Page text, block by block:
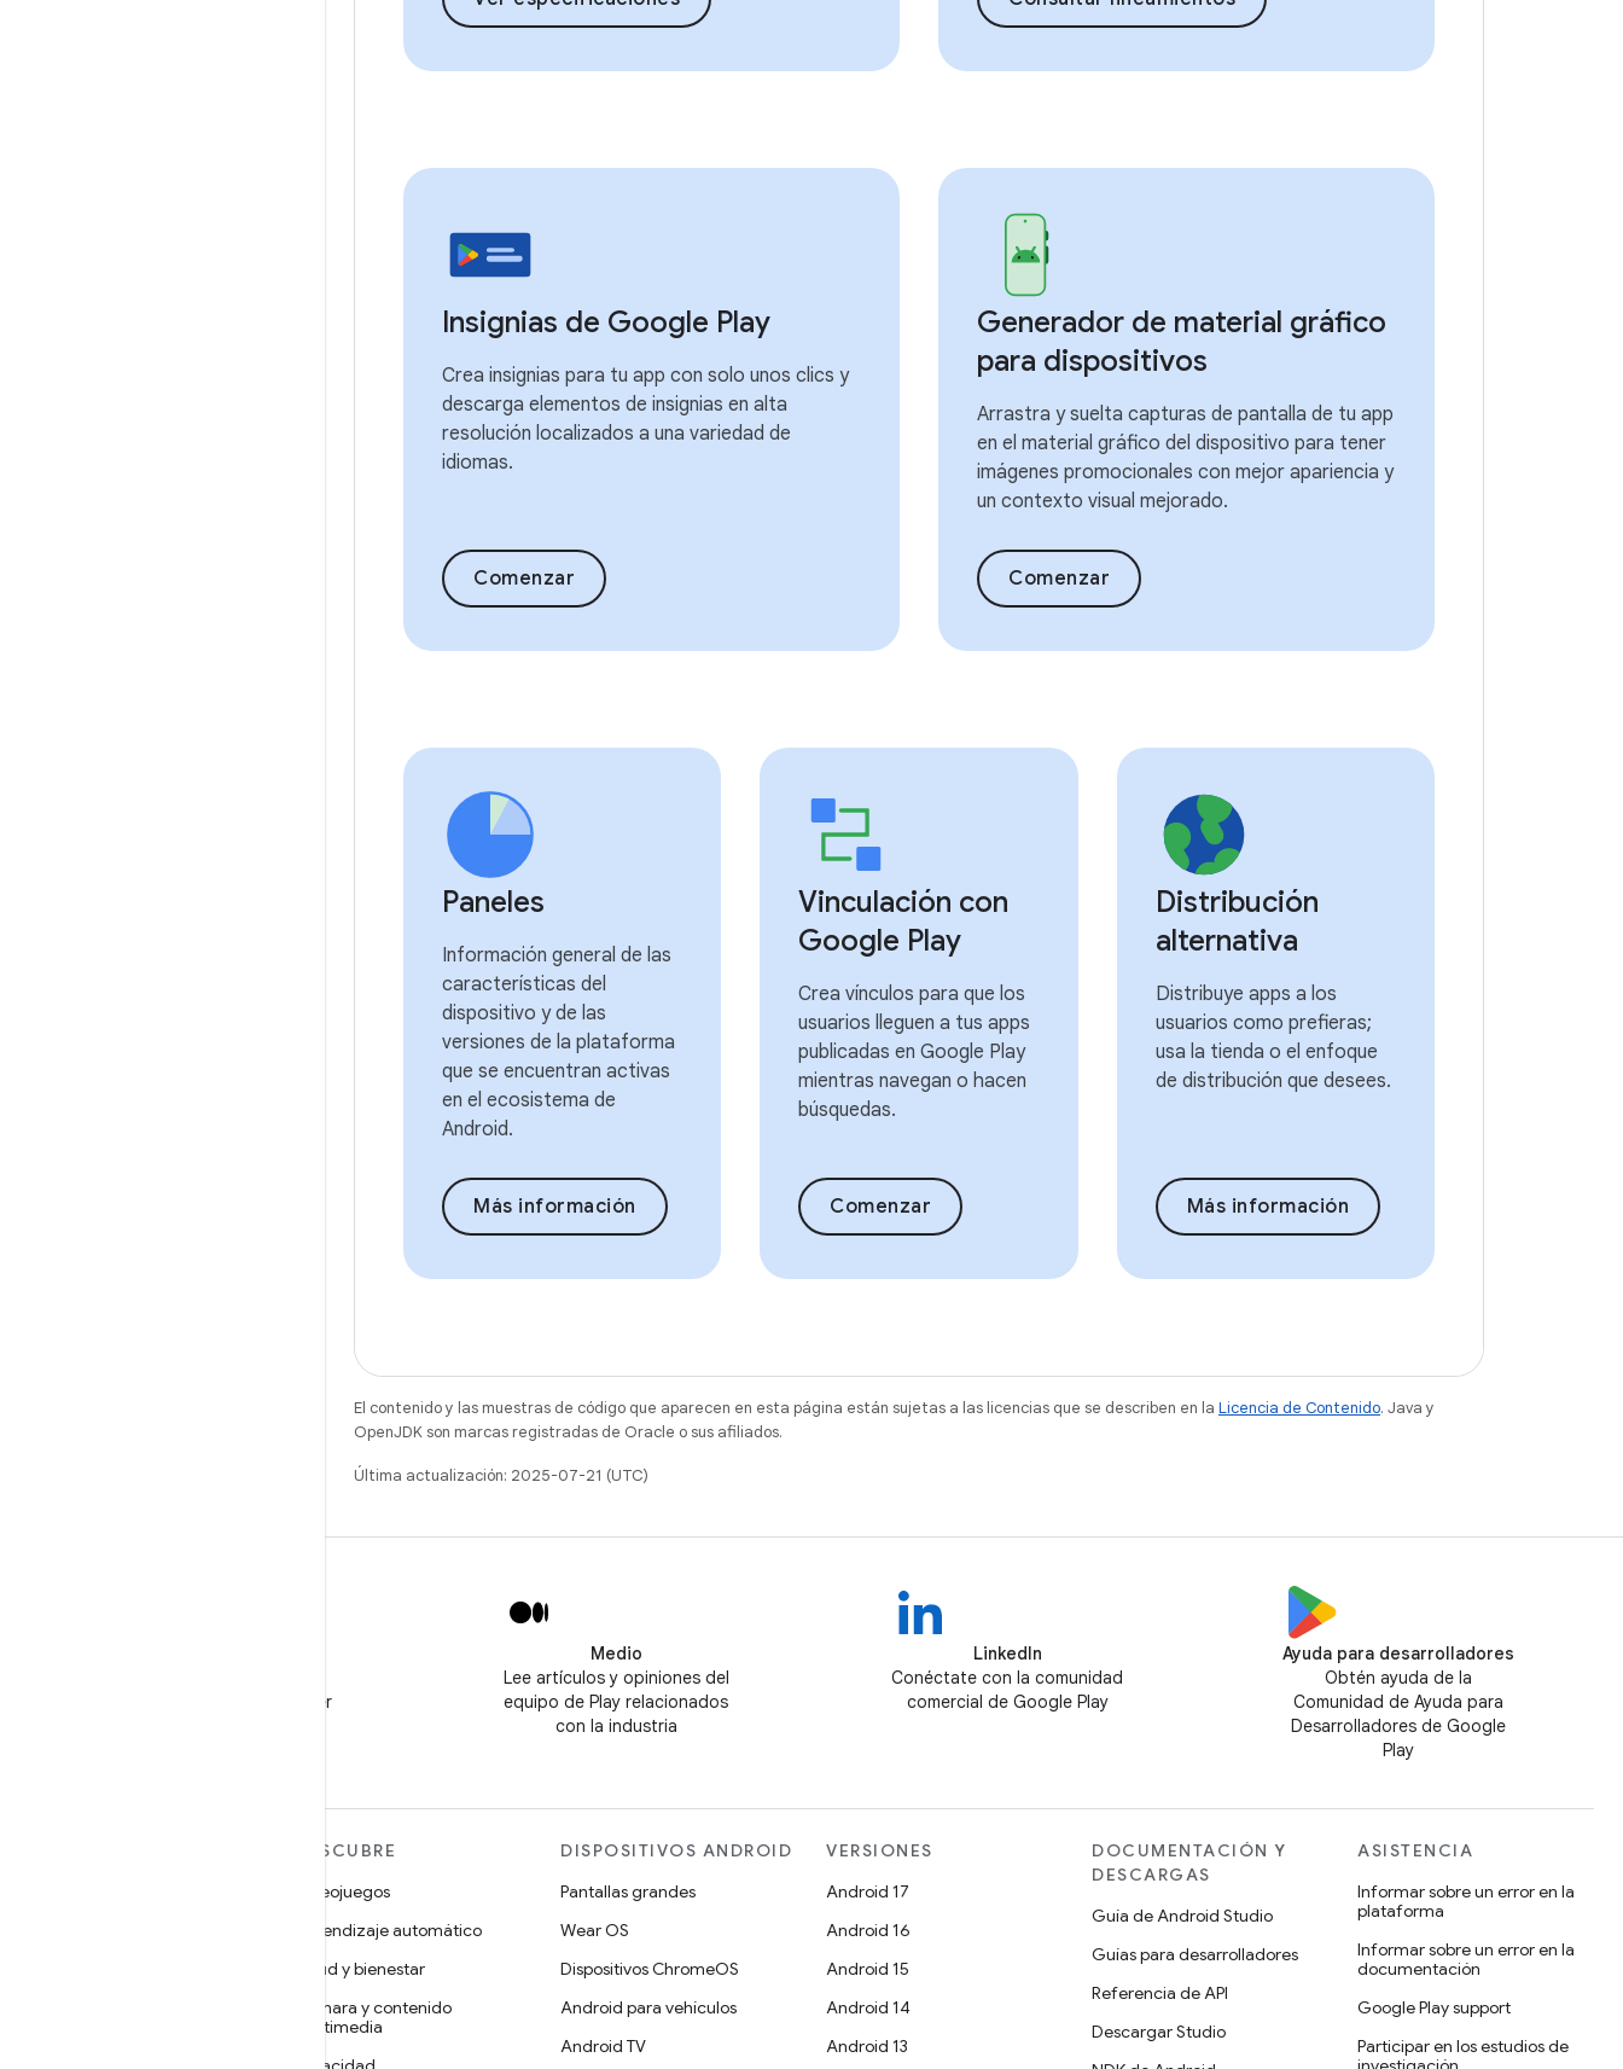
Insignias de Google Play
Crea insignias para tu app con solo unos clics y
descarga elementos de insignias en alta
resolución localizados a una variedad de
idiomas.
Comenzar
Generador de material gráfico
para dispositivos
Arrastra y suelta capturas de pantalla de tu app
en el material gráfico del dispositivo para tener
imágenes promocionales con mejor apariencia y
un contexto visual mejorado.
Comenzar
Paneles
Información general de las
características del
dispositivo y de las
versiones de la plataforma
que se encuentran activas
en el ecosistema de
Android.
Más información
Vinculación con
Google Play
Crea vínculos para que los
usuarios lleguen a tus apps
publicadas en Google Play
mientras navegan o hacen
búsquedas.
Comenzar
Distribución
alternativa
Distribuye apps a los
usuarios como prefieras;
usa la tienda o el enfoque
de distribución que desees.
Más información
El contenido y las muestras de código que aparecen en esta página están sujetas a las licencias que se describen en la Licencia de Contenido. Java y
OpenJDK son marcas registradas de Oracle o sus afiliados.
Última actualización: 2025-07-21 (UTC)
para ver noticias y obtener
Medio
Lee artículos y opiniones del
equipo de Play relacionados
con la industria
LinkedIn
Conéctate con la comunidad
comercial de Google Play
Ayuda para desarrolladores
Obtén ayuda de la
Comunidad de Ayuda para
Desarrolladores de Google
Play
DESCUBRE
Videojuegos
Aprendizaje automático
Salud y bienestar
Cámara y contenido
multimedia
DISPOSITIVOS ANDROID
Pantallas grandes
Wear OS
Dispositivos ChromeOS
Android para vehículos
Android TV
VERSIONES
Android 17
Android 16
Android 15
Android 14
Android 13
DOCUMENTACIÓN Y
DESCARGAS
Guía de Android Studio
Guías para desarrolladores
Referencia de API
Descargar Studio
ASISTENCIA
Informar sobre un error en la
plataforma
Informar sobre un error en la
documentación
Google Play support
Participar en los estudios de